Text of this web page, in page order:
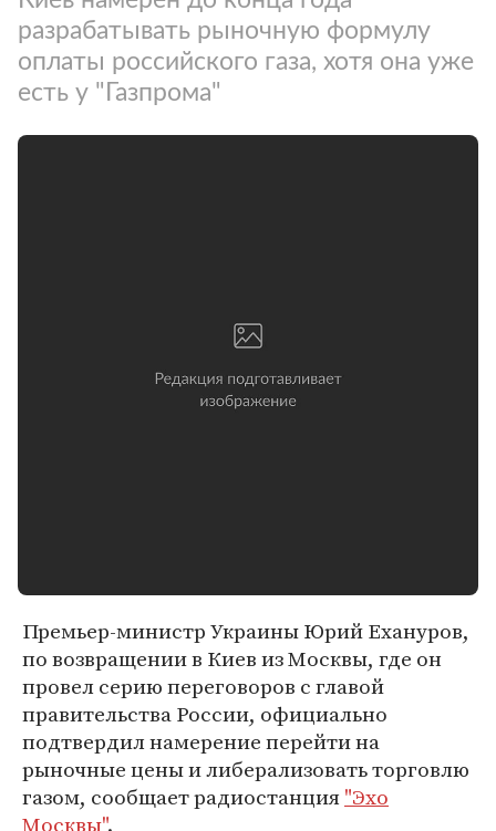
разрабатывать рыночную формулу
оплаты российского газа, хотя она уже
есть у "Газпрома"
Премьер-министр Украины Юрий Ехануров,
по возвращении в Киев из Москвы, где он
провел серию переговоров с главой
правительства России, официально
подтвердил намерение перейти на
рыночные цены и либерализовать торговлю
газом, сообщает радиостанция"Эхо
Москвы".